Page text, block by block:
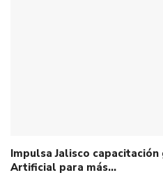
Impulsa Jalisco
Artificial para más…